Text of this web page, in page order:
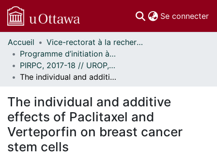
Se connecter
Communautés
et collections
Parcourir
Statistiques
À propos
Accueil
Vice-rectorat à la recherche // Office of the V-P, Research
Programme d’initiation à la recherche au premier cycle (PIRPC) // Undergraduate Research Opportunity Program (UROP)
PIRPC, 2017-18 // UROP, 2017-18
The individual and additive effects of Paclitaxel and Verteporfin on breast cancer stem cells
The individual and additive
effects of Paclitaxel and
Verteporfin on breast cancer
stem cells